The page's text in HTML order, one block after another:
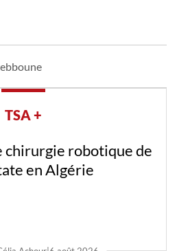
TSA +
chirurgie robotique de
en Algérie